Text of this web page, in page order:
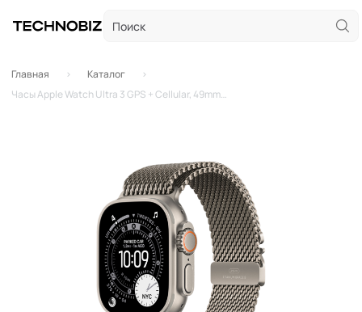
Главная
Каталог
Часы Apple Watch Ultra 3 GPS + Cellular, 49mm Natural Titanium Case with Natural Titanium Milanese Loop - Small